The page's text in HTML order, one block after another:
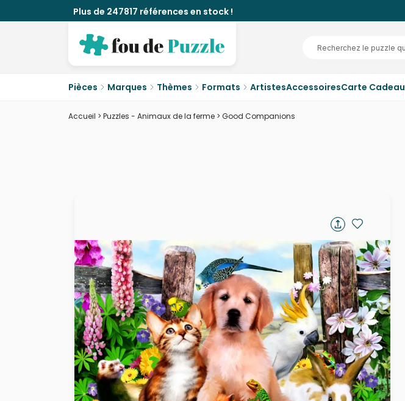
Plus de 247817 références en stock !
Pièces Marques Thèmes Formats ArtistesAccessoiresCarte Cadeau
Accueil > Puzzles - Animaux de la ferme > Good Companions